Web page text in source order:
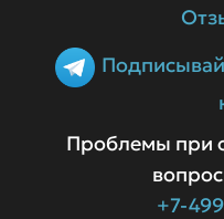
Проблемы при
+7-